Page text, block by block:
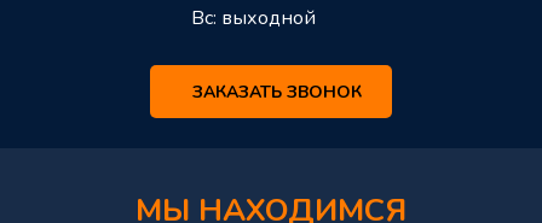
Вс: выходной
ЗАКАЗАТЬ ЗВОНОК
МЫ НАХОДИМСЯ